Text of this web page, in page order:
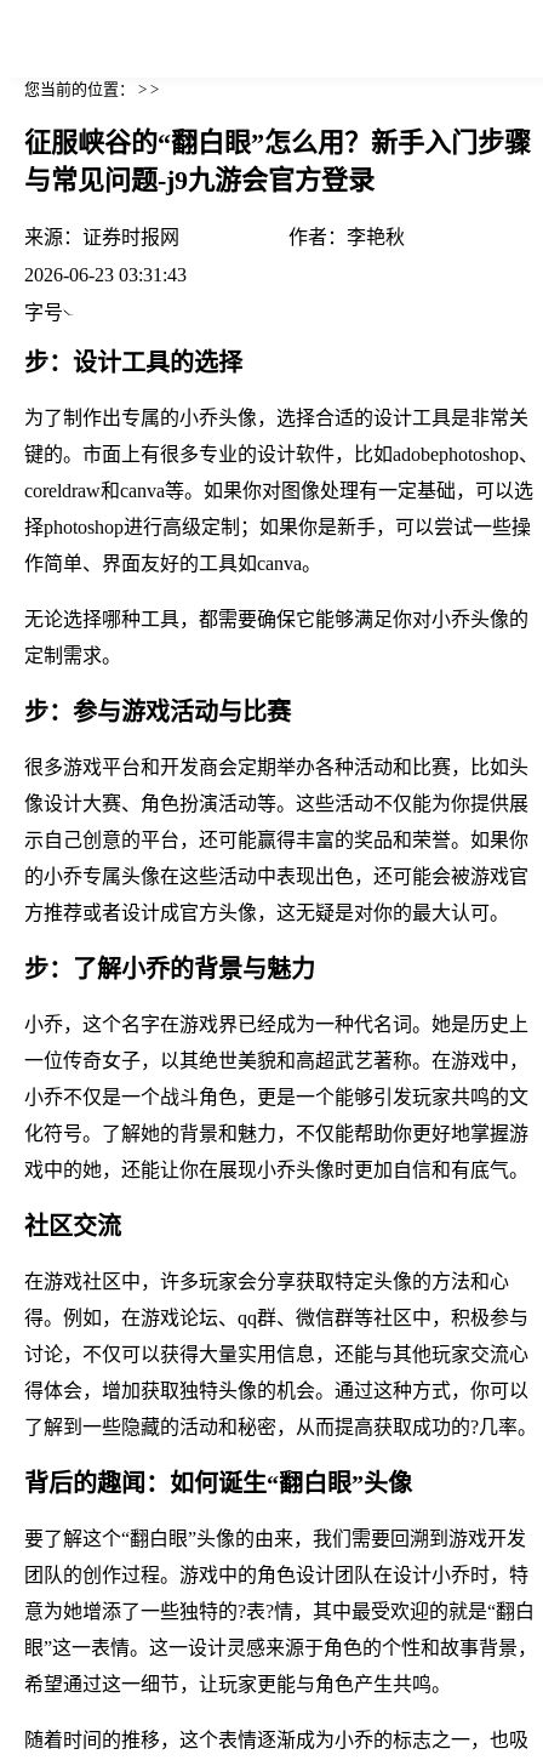
您当前的位置： > >
征服峡谷的“翻白眼”怎么用？新手入门步骤
与常见问题-j9九游会官方登录
来源： 证券时报网 作者： 李艳秋
2026-06-23 03:31:43
字号
步：设计工具的选择
为了制作出专属的小乔头像，选择合适的设计工具是非常关
键的。市面上有很多专业的设计软件，比如adobephotoshop、
coreldraw和canva等。如果你对图像处理有一定基础，可以选
择photoshop进行高级定制；如果你是新手，可以尝试一些操
作简单、界面友好的工具如canva。
无论选择哪种工具，都需要确保它能够满足你对小乔头像的
定制需求。
步：参与游戏活动与比赛
很多游戏平台和开发商会定期举办各种活动和比赛，比如头
像设计大赛、角色扮演活动等。这些活动不仅能为你提供展
示自己创意的平台，还可能赢得丰富的奖品和荣誉。如果你
的小乔专属头像在这些活动中表现出色，还可能会被游戏官
方推荐或者设计成官方头像，这无疑是对你的最大认可。
步：了解小乔的背景与魅力
小乔，这个名字在游戏界已经成为一种代名词。她是历史上
一位传奇女子，以其绝世美貌和高超武艺著称。在游戏中，
小乔不仅是一个战斗角色，更是一个能够引发玩家共鸣的文
化符号。了解她的背景和魅力，不仅能帮助你更好地掌握游
戏中的她，还能让你在展现小乔头像时更加自信和有底气。
社区交流
在游戏社区中，许多玩家会分享获取特定头像的方法和心
得。例如，在游戏论坛、qq群、微信群等社区中，积极参与
讨论，不仅可以获得大量实用信息，还能与其他玩家交流心
得体会，增加获取独特头像的机会。通过这种方式，你可以
了解到一些隐藏的活动和秘密，从而提高获取成功的?几率。
背后的趣闻：如何诞生“翻白眼”头像
要了解这个“翻白眼”头像的由来，我们需要回溯到游戏开发
团队的创作过程。游戏中的角色设计团队在设计小乔时，特
意为她增添了一些独特的?表?情，其中最受欢迎的就是“翻白
眼”这一表情。这一设计灵感来源于角色的个性和故事背景，
希望通过这一细节，让玩家更能与角色产生共鸣。
随着时间的推移，这个表情逐渐成为小乔的标志之一，也吸